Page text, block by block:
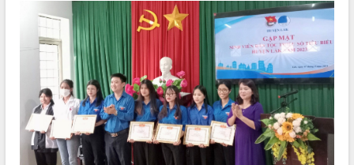
VĂN BẢN HĐND TỈNH
ĐIỂM TIN VĂN BẢN
QUY HOẠCH - KẾ HOẠCH